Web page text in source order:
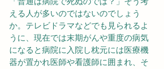
える人が多いのではないのでしょう
か。テレビドラマなどでも見られるよ
うに、現在では末期がんや重度の病気
になると病院に入院し枕元には医療機
器が置かれ医師や看護師に囲まれ、そ